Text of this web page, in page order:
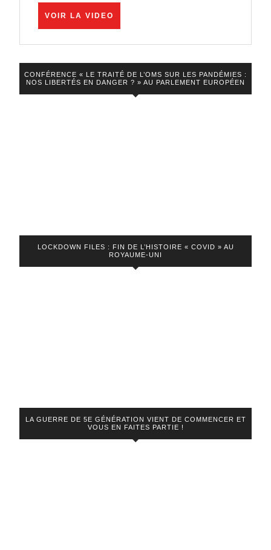
VOIR LA VIDEO
CONFÉRENCE « LE TRAITÉ DE L’OMS SUR LES PANDÉMIES :
NOS LIBERTÉS EN DANGER ? » AU PARLEMENT EUROPÉEN
LOCKDOWN FILES : FIN DE L’HISTOIRE « COVID » AU
ROYAUME-UNI
LA GUERRE DE 5E GÉNÉRATION VIENT DE COMMENCER ET
VOUS EN FAITES PARTIE !